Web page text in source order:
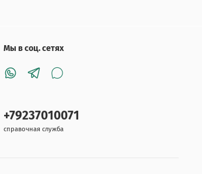
Мы в соц. сетях
+79237010071
справочная служба